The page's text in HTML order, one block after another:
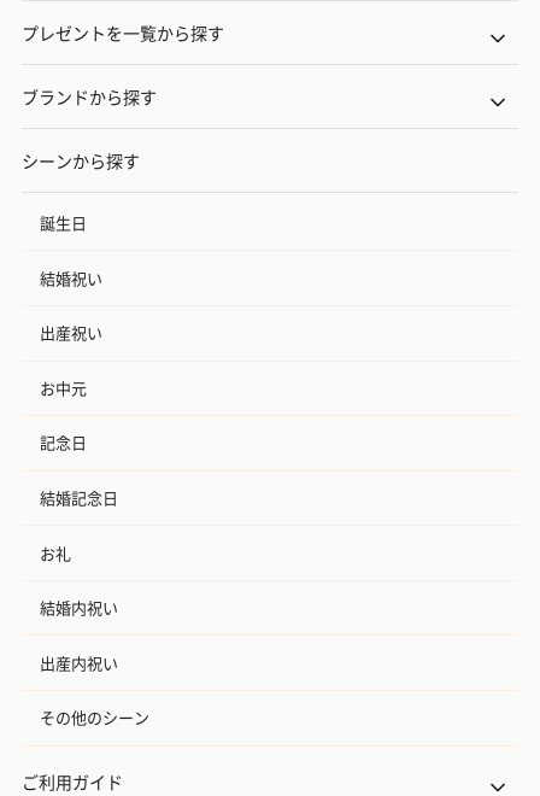
プレゼントを一覧から探す
ブランドから探す
シーンから探す
誕生日
結婚祝い
出産祝い
お中元
記念日
結婚記念日
お礼
結婚内祝い
出産内祝い
その他のシーン
ご利用ガイド